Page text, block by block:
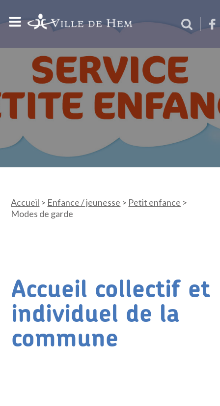
Accueil > Enfance / jeunesse > Petit enfance >
Modes de garde
Accueil collectif et
individuel de la
commune